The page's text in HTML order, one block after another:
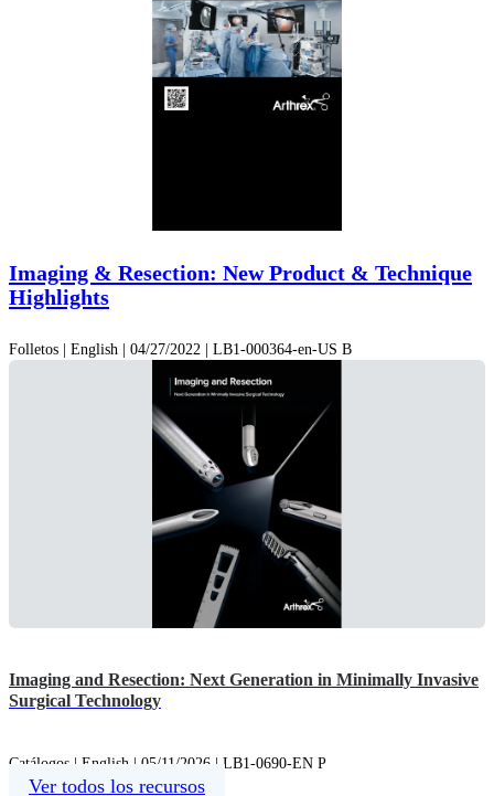
Imaging & Resection: New Product & Technique
Highlights
Folletos | English | 04/27/2022 | LB1-000364-en-US B
Imaging and Resection: Next Generation in Minimally Invasive
Surgical Technology
Catálogos | English | 05/11/2026 | LB1-0690-EN P
Ver todos los recursos